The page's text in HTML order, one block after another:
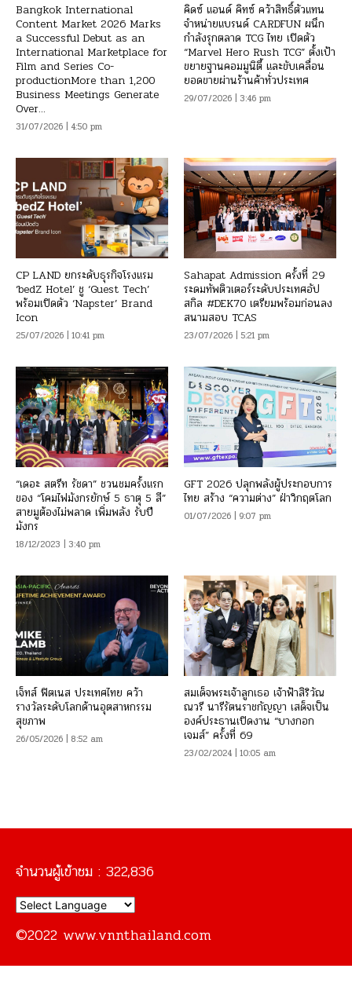
Bangkok International
Content Market 2026 Marks
a Successful Debut as an
International Marketplace for
Film and Series Co-
productionMore than 1,200
Business Meetings Generate
Over...
31/07/2026 | 4:50 pm
คิดซ์ แอนด์ คิทซ์ คว้าสิทธิ์ตัวแทน
จำหน่ายแบรนด์ CARDFUN ผนึก
กำลังรุกตลาด TCG ไทย เปิดตัว
“Marvel Hero Rush TCG” ตั้งเป้า
ขยายฐานคอมมูนิตี้ และขับเคลื่อน
ยอดขายผ่านร้านค้าทั่วประเทศ
29/07/2026 | 3:46 pm
CP LAND ยกระดับธุรกิจโรงแรม
‘bedZ Hotel’ ชู ‘Guest Tech’
พร้อมเปิดตัว ‘Napster’ Brand
Icon
25/07/2026 | 10:41 pm
Sahapat Admission ครั้งที่ 29
ระดมทัพติวเตอร์ระดับประเทศอัป
สกิล #DEK70 เตรียมพร้อมก่อนลง
สนามสอบ TCAS
23/07/2026 | 5:21 pm
“เดอะ สตรีท รัชดา” ชวนชมครั้งแรก
ของ “โคมไฟมังกรยักษ์ 5 ธาตุ 5 สี”
สายมูต้องไม่พลาด เพิ่มพลัง รับปี
มังกร
18/12/2023 | 3:40 pm
GFT 2026 ปลุกพลังผู้ประกอบการ
ไทย สร้าง “ความต่าง” ฝ่าวิกฤตโลก
01/07/2026 | 9:07 pm
เจ็ทส์ ฟิตเนส ประเทศไทย คว้า
รางวัลระดับโลกด้านอุตสาหกรรม
สุขภาพ
26/05/2026 | 8:52 am
สมเด็จพระเจ้าลูกเธอ เจ้าฟ้าสิริวัณ
ณวรี นารีรัตนราชกัญญา เสด็จเป็น
องค์ประธานเปิดงาน “บางกอก
เจมส์” ครั้งที่ 69
23/02/2024 | 10:05 am
จำนวนผู้เข้าชม : 322,836
©2022 www.vnnthailand.com